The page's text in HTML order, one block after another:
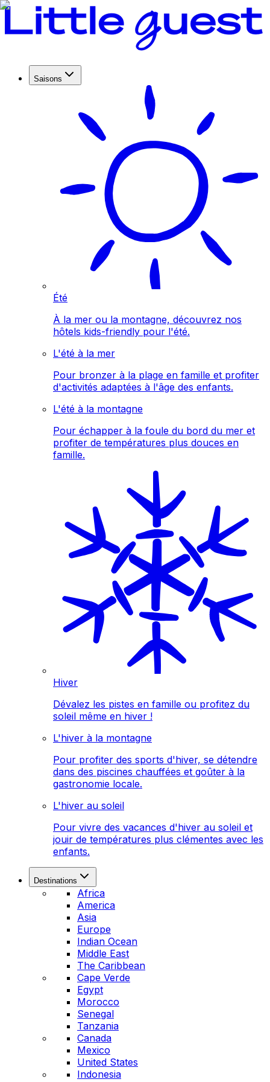
Saisons
Été
À la mer ou la montagne, découvrez nos
hôtels kids-friendly pour l'été.
L'été à la mer
Pour bronzer à la plage en famille et profiter
d'activités adaptées à l'âge des enfants.
L'été à la montagne
Pour échapper à la foule du bord du mer et
profiter de températures plus douces en
famille.
Hiver
Dévalez les pistes en famille ou profitez du
soleil même en hiver !
L'hiver à la montagne
Pour profiter des sports d'hiver, se détendre
dans des piscines chauffées et goûter à la
gastronomie locale.
L'hiver au soleil
Pour vivre des vacances d'hiver au soleil et
jouir de températures plus clémentes avec les
enfants.
Destinations
Africa
America
Asia
Europe
Indian Ocean
Middle East
The Caribbean
Cape Verde
Egypt
Morocco
Senegal
Tanzania
Canada
Mexico
United States
Indonesia